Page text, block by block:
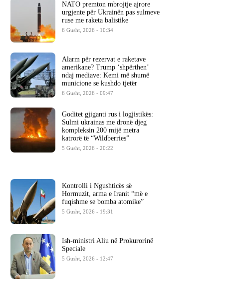
NATO premton mbrojtje ajrore
urgjente për Ukrainën pas sulmeve
ruse me raketa balistike
6 Gusht, 2026 - 10:34
Alarm për rezervat e raketave
amerikane? Trump ‘shpërthen’
ndaj mediave: Kemi më shumë
municione se kushdo tjetër
6 Gusht, 2026 - 09:47
Goditet gjiganti rus i logjistikës:
Sulmi ukrainas me dronë djeg
kompleksin 200 mijë metra
katrorë të “Wildberries”
5 Gusht, 2026 - 20:22
Kontrolli i Ngushticës së
Hormuzit, arma e Iranit “më e
fuqishme se bomba atomike”
5 Gusht, 2026 - 19:31
Ish-ministri ​Aliu në Prokurorinë
Speciale
5 Gusht, 2026 - 12:47